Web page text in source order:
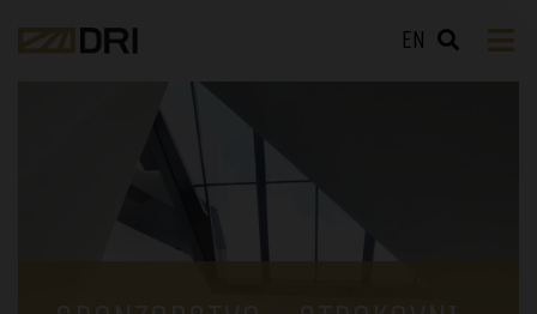
EN